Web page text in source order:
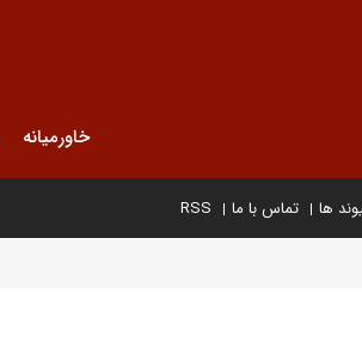
خاورمیانه
ها تماس با ما RSS